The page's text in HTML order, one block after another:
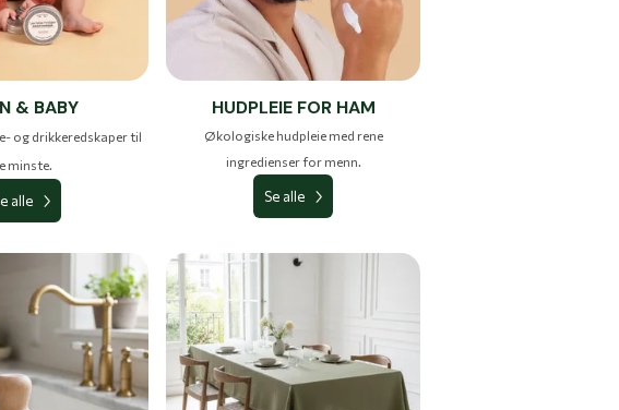
& BABY
og drikkeredskaper til
minste.
alle
HUDPLEIE FOR HAM
Økologiske hudpleie med rene
ingredienser for menn.
Se alle